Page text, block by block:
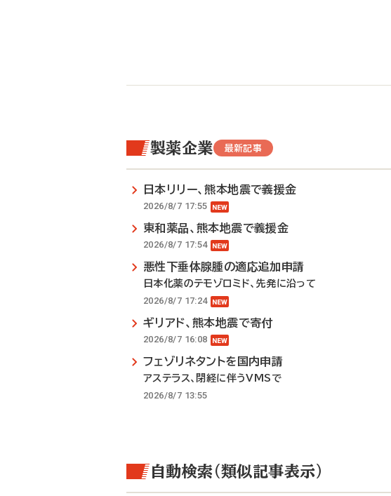
て
製薬企業 最新記事
日本リリー、熊本地震で義援金
2026/8/7 17:55
東和薬品、熊本地震で義援金
2026/8/7 17:54
悪性下垂体腺腫の適応追加申請
日本化薬のテモゾロミド、先発に沿って
2026/8/7 17:24
ギリアド、熊本地震で寄付
2026/8/7 16:08
フェゾリネタントを国内申請
アステラス、閉経に伴うVMSで
2026/8/7 13:55
自動検索（類似記事表示）